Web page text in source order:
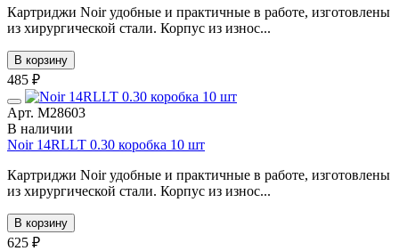
Картриджи Noir удобные и практичные в работе, изготовлены
из хирургической стали. Корпус из износ...
В корзину
485 ₽
Арт. М28603
В наличии
Noir 14RLLT 0.30 коробка 10 шт
Картриджи Noir удобные и практичные в работе, изготовлены
из хирургической стали. Корпус из износ...
В корзину
625 ₽